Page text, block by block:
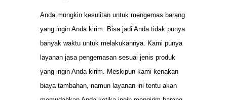
Anda mungkin kesulitan untuk mengemas barang
yang ingin Anda kirim. Bisa jadi Anda tidak punya
banyak waktu untuk melakukannya. Kami punya
layanan jasa pengemasan sesuai jenis produk
yang ingin Anda kirim. Meskipun kami kenakan
biaya tambahan, namun layanan ini tentu akan